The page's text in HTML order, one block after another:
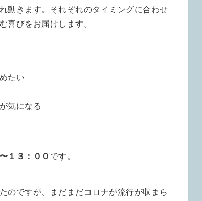
動きます。それぞれのタイミングに合わせ
喜びをお届けします。
たい
気になる
１３：００ です。
のですが、まだまだコロナが流行が収まら